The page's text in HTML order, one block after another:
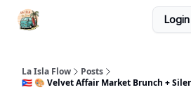
Login
La Isla Flow
Posts
🇵🇷 🎨 Velvet Affair Market Brunch +